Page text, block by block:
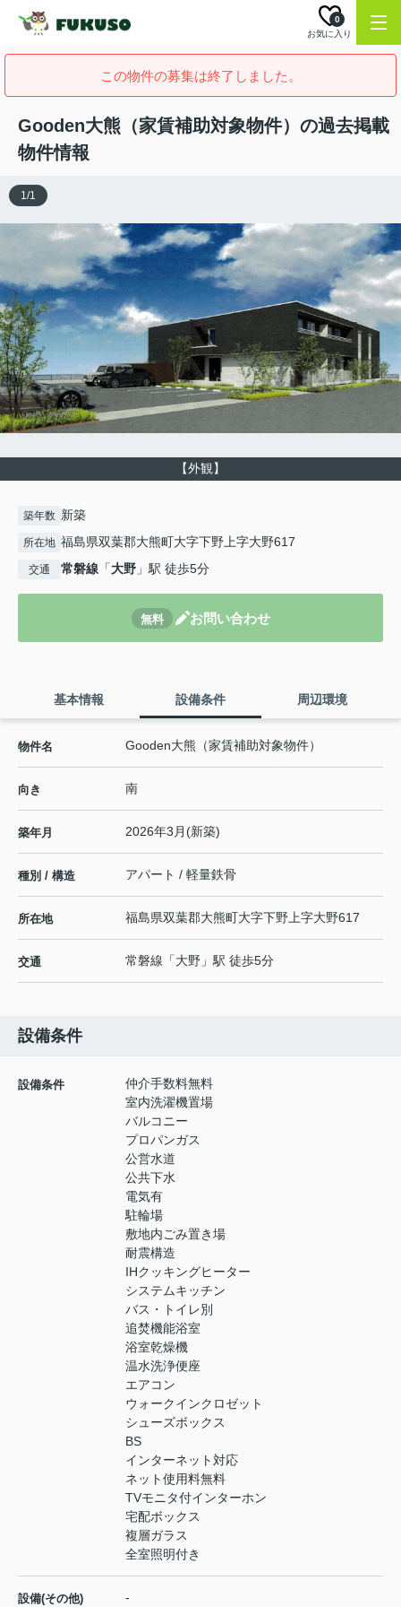
お気に入り
0
この物件の募集は終了しました。
Gooden大熊（家賃補助対象物件）の過去掲載
物件情報
【外観】
1/1
築年数 新築
所在地 福島県双葉郡大熊町大字下野上字大野617
交通 常磐線 「大野 」駅 徒歩5分
無料 お問い合わせ
基本情報 設備条件 周辺環境
物件名 Gooden大熊（家賃補助対象物件）
向き 南
築年月 2026年3月(新築)
種別 / 構造 アパート / 軽量鉄骨
所在地 福島県双葉郡大熊町大字下野上字大野617
交通 常磐線 「大野 」駅 徒歩5分
設備条件
設備条件
仲介手数料無料
室内洗濯機置場
バルコニー
プロパンガス
公営水道
公共下水
電気有
駐輪場
敷地内ごみ置き場
耐震構造
IHクッキングヒーター
システムキッチン
バス・トイレ別
追焚機能浴室
浴室乾燥機
温水洗浄便座
エアコン
ウォークインクロゼット
シューズボックス
BS
インターネット対応
ネット使用料無料
TVモニタ付インターホン
宅配ボックス
複層ガラス
全室照明付き
設備(その他) -